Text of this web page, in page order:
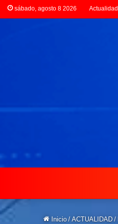
sábado, agosto 8 2026 Actualidad
Inicio / ACTUALIDAD /